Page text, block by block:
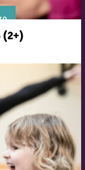
(2+)